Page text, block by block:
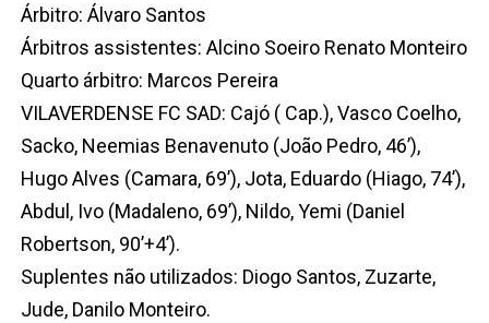
Árbitro: Álvaro Santos
Árbitros assistentes: Alcino Soeiro Renato Monteiro
Quarto árbitro: Marcos Pereira
VILAVERDENSE FC SAD: Cajó ( Cap.), Vasco Coelho,
Sacko, Neemias Benavenuto (João Pedro, 46’),
Hugo Alves (Camara, 69’), Jota, Eduardo (Hiago, 74’),
Abdul, Ivo (Madaleno, 69’), Nildo, Yemi (Daniel
Robertson, 90’+4’).
Suplentes não utilizados: Diogo Santos, Zuzarte,
Jude, Danilo Monteiro.